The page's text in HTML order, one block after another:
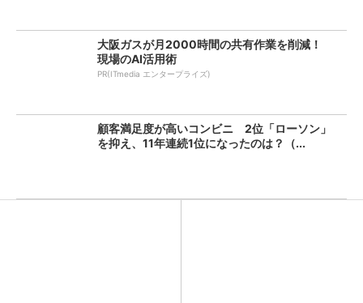
大阪ガスが月2000時間の共有作業を削減！
現場のAI活用術
PR(ITmedia エンタープライズ)
顧客満足度が高いコンビニ 2位「ローソン」
を抑え、11年連続1位になったのは？（...